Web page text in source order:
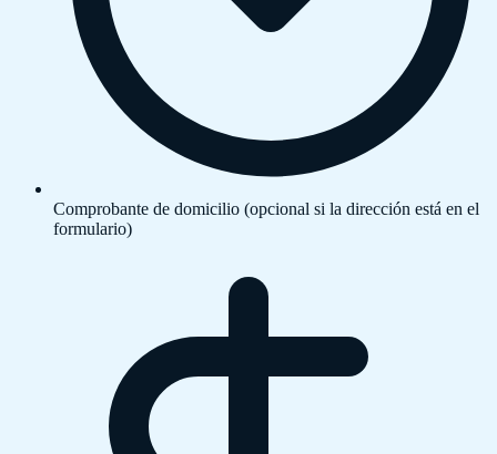
Comprobante de domicilio (opcional si la dirección está en el
formulario)